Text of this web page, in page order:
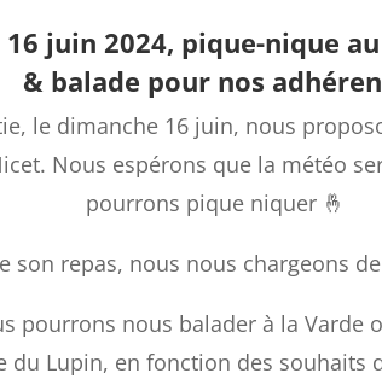
juin 2024, pique-nique
& balade pour nos
le dimanche 16 juin, nous
Nous espérons que la météo
pourrons pique niquer 🤞
son repas, nous nous chargeons
pourrons nous balader à la Varde
du Lupin, en fonction des souhaits